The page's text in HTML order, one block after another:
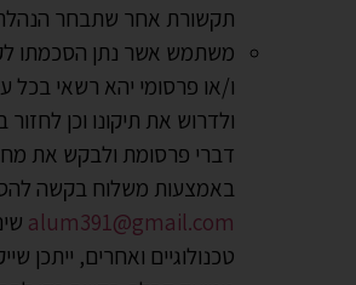
תקשורת אחר שתבחר
משתמש אשר נתן הסכמתו
ו/או פרסומי יהא רשאי בכל
ולדרוש את תיקונו וכן
דברי פרסומת ולבקש את
באמצעות משלוח בקשה
alum391@gmail.com